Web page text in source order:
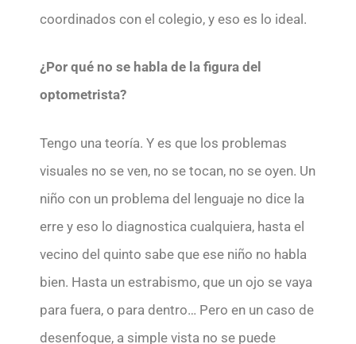
coordinados con el colegio, y eso es lo ideal.
¿Por qué no se habla de la figura del
optometrista?
Tengo una teoría. Y es que los problemas
visuales no se ven, no se tocan, no se oyen. Un
niño con un problema del lenguaje no dice la
erre y eso lo diagnostica cualquiera, hasta el
vecino del quinto sabe que ese niño no habla
bien. Hasta un estrabismo, que un ojo se vaya
para fuera, o para dentro… Pero en un caso de
desenfoque, a simple vista no se puede